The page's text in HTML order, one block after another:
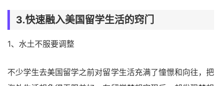
3.快速融入美国留学生活的窍门
1、水土不服要调整
不少学生去美国留学之前对留学生活充满了憧憬和向往，把